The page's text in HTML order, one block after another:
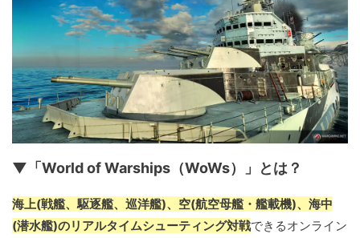
▼「World of Warships（WoWs）」とは？
海上(戦艦、駆逐艦、巡洋艦)、空(航空母艦・艦載機)、海中
(潜水艦)のリアルタイムシューティング対戦できるオンライン